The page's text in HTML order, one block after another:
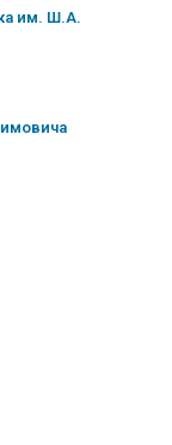
им. Ш.А.